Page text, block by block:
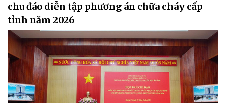
chu đáo diễn tập phương án chữa cháy cấp
tỉnh năm 2026